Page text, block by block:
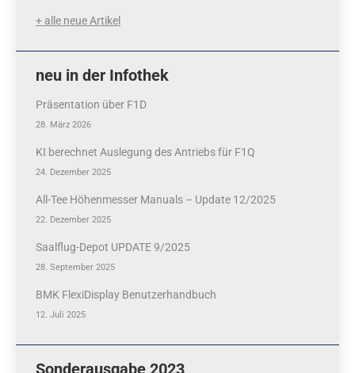
+ alle neue Artikel
neu in der Infothek
Präsentation über F1D
28. März 2026
KI berechnet Auslegung des Antriebs für F1Q
24. Dezember 2025
All-Tee Höhenmesser Manuals – Update 12/2025
22. Dezember 2025
Saalflug-Depot UPDATE 9/2025
28. September 2025
BMK FlexiDisplay Benutzerhandbuch
12. Juli 2025
Sonderausgabe 2023